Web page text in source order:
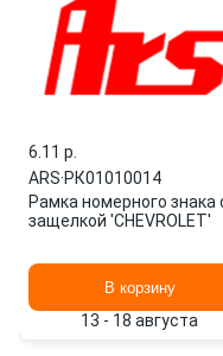
6.11 p.
ARS·РК01010014
Рамка номерного знака
защелкой 'CHEVROLET'
В корзину
13 - 18 августа